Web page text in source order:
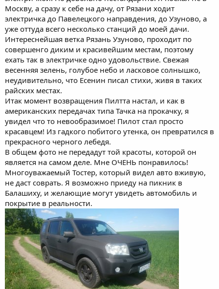
Москву, а сразу к себе на дачу, от Рязани ходит
электричка до Павелецкого направдения, до Узуново, а
уже оттуда всего несколько станций до моей дачи.
Интереснейшая ветка Рязань Узуново, проходит по
совершенго диким и красивейшим местам, поэтому
ехать так в электричке одно удовольствие. Свежая
весенняя зелень, голубое небо и ласковое солнышко,
неудивительно, что Есенин писал стихи, живя в таких
райских местах.
Итак момент возвращения Пилтта настал, и как в
американских передачах типа Тачка на прокачку, я
увидел что то невообразимое! Пилот стал просто
красавцем! Из гадкого побитого утенка, он превратился в
прекрасного черного лебедя.
В общем фото не передадут той красоты, которой он
является на самом деле. Мне ОЧЕНЬ понравилось!
Многоуважаемый Тостер, который видел авто вживую,
не даст соврать. Я возможно приеду на пикник в
Балашиху, и желающие могут увидеть автомобиль и
покрытие в реальности.